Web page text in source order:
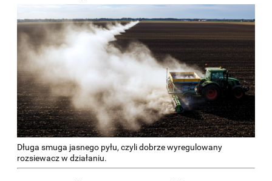
Długa smuga jasnego pyłu, czyli dobrze wyregulowany
rozsiewacz w działaniu.